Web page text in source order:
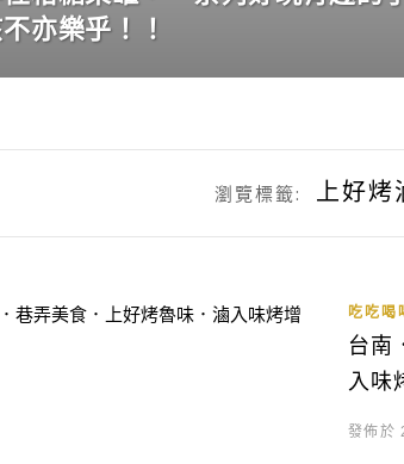
亦樂乎！！
瀏覽標籤: 上好烤
吃吃喝
台南
入味
發佈於